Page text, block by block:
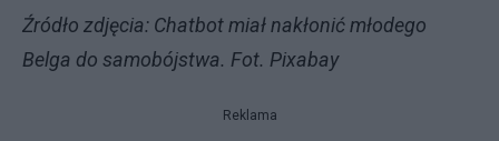
Źródło zdjęcia: Chatbot miał nakłonić młodego
Belga do samobójstwa. Fot. Pixabay
Reklama